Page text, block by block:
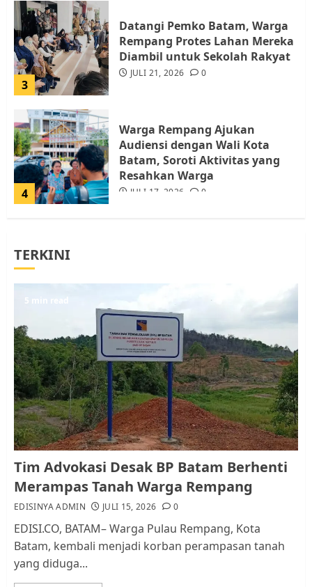
3
Datangi Pemko Batam, Warga
Rempang Protes Lahan Mereka
Diambil untuk Sekolah Rakyat
JULI 21, 2026 0
4
Warga Rempang Ajukan
Audiensi dengan Wali Kota
Batam, Soroti Aktivitas yang
Resahkan Warga
JULI 17, 2026 0
5
1
Pemko Batam Tegaskan RT dan
RW bukan Petugas Pendataan
dan Pemungutan Pajak
AGUSTUS 1, 2026 0
Kader Pajak jadi Penghubung
Pemerintah dan Masyarakat di
Lingkungan RT/RW
AGUSTUS 1, 2026
TERKINI
5 min read
Tim Advokasi Desak BP Batam Berhenti
Merampas Tanah Warga Rempang
EDISINYA ADMIN JULI 15, 2026 0
EDISI.CO, BATAM– Warga Pulau Rempang, Kota
Batam, kembali menjadi korban perampasan tanah
yang diduga...